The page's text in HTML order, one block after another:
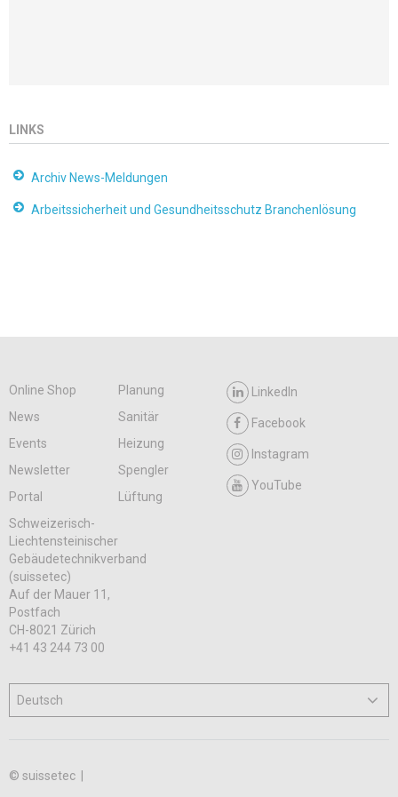
LINKS
Archiv News-Meldungen
Arbeitssicherheit und Gesundheitsschutz Branchenlösung
Online Shop
Planung
News
Sanitär
Events
Heizung
Newsletter
Spengler
Portal
Lüftung
LinkedIn
Facebook
Instagram
YouTube
Schweizerisch-
Liechtensteinischer
Gebäudetechnikverband
(suissetec)
Auf der Mauer 11,
Postfach
CH-8021 Zürich
+41 43 244 73 00
© suissetec |